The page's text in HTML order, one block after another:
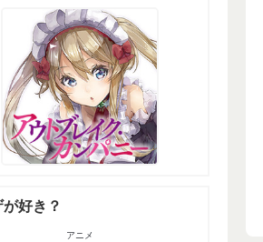
好き？
アニメ